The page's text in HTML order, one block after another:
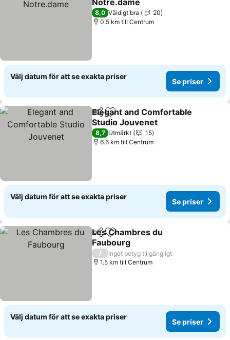
Notre.dame
Se priser
8,0 Väldigt bra
20
0.5 km till Centrum
Välj datum för att se exakta priser
Se priser
Dela Lägg till i Mina Favoriter
Elegant and Comfortable
Studio Jouvenet
Se priser
8,7 Utmärkt
15
6.6 km till Centrum
Välj datum för att se exakta priser
Se priser
Dela Lägg till i Mina Favoriter
Les Chambres du
Faubourg
Se priser
/
Inget betyg tillgängligt
1.5 km till Centrum
Välj datum för att se exakta priser
Se priser